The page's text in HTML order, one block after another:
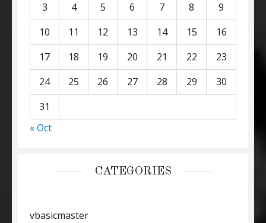
3
4 5 6 7 8
9
10
11 12 13 14 15
16
17
18 19 20 21 22
23
24
25 26 27 28 29
30
31
« Oct
CATEGORIES
vbasicmaster